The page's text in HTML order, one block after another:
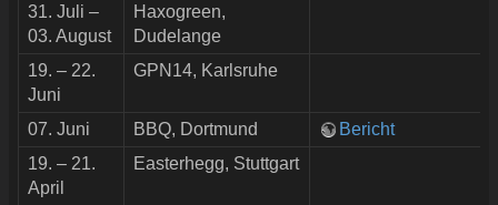
31. Juli –
03. August
Haxogreen,
Dudelange
19. – 22.
Juni
GPN14, Karlsruhe
07. Juni BBQ, Dortmund
Bericht
19. – 21.
April
Easterhegg, Stuttgart